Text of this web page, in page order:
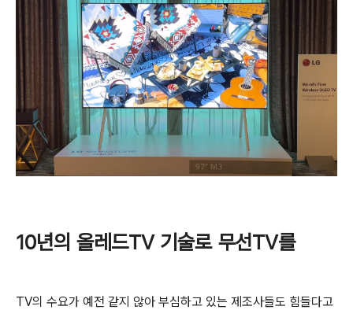
10년의 올레드TV 기술로 무선TV를
TV의 수요가 예전 같지 않아 부심하고 있는 제조사들도 힘들다고